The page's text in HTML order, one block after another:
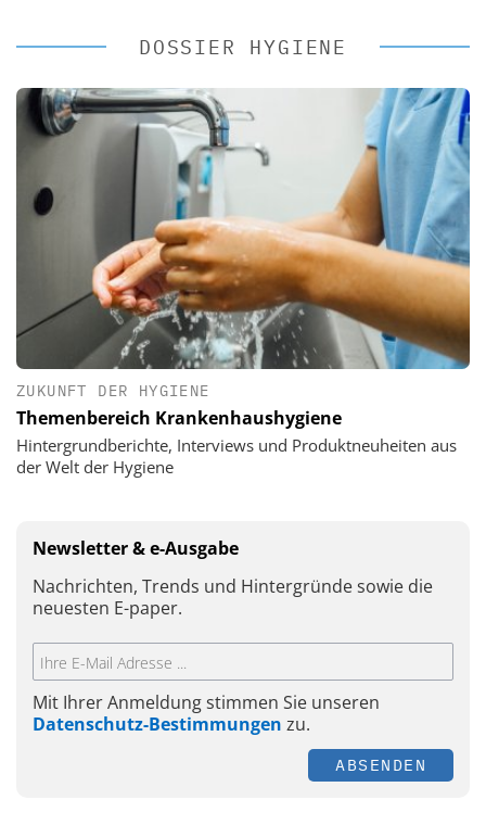
DOSSIER HYGIENE
ZUKUNFT DER HYGIENE
Themenbereich Krankenhaushygiene
Hintergrundberichte, Interviews und Produktneuheiten aus
der Welt der Hygiene
Newsletter & e-Ausgabe
Nachrichten, Trends und Hintergründe sowie die
neuesten E-paper.
Mit Ihrer Anmeldung stimmen Sie unseren
Datenschutz-Bestimmungen zu.
ABSENDEN